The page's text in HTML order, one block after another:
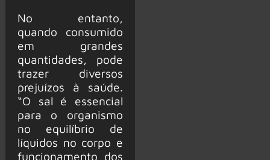
No entanto,
quando consumido
em grandes
quantidades, pode
trazer diversos
prejuízos à saúde.
“O sal é essencial
para o organismo
no equilíbrio de
líquidos no corpo e
funcionamento dos